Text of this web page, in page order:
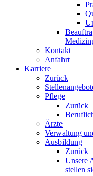
Kontakt
Anfahrt
Karriere
Zurück
Pflege
Zurück
Ärzte
Verwaltung
Ausbildung
Zurück
Unsere
stellen